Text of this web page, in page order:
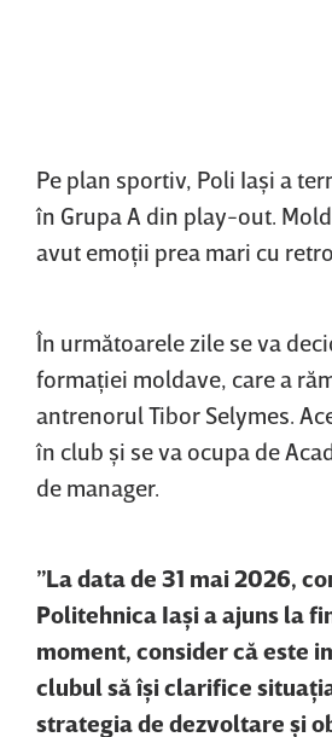
Pe plan sportiv, Poli Iaşi a
în Grupa A din play-out.
avut emoţii prea mari cu
În următoarele zile se va
formaţiei moldave, care a
antrenorul Tibor Selymes.
în club şi se va ocupa de
de manager.
”La data de 31 mai 2026,
Politehnica Iaşi a ajuns la
moment, consider că este
clubul să îşi clarifice
strategia de dezvoltare şi